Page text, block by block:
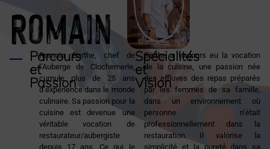
Romain
Parcours
et
Passion
Romain Barthe, chef de
l’Auberge de Clochemerle,
cumule plus de 25 ans
d’expérience dans le monde
culinaire. Sa passion pour la
cuisine est devenue une
véritable vocation de
restaurateur/aubergiste
depuis 17 ans. Ce qui le
Spécialités
et
Vision
Barthe a toujours eu la vocation
de la cuisine, une passion née
des effluves des repas préparés
par les femmes de sa famille,
dans un environnement où
personne n’était
professionnellement dans la
restauration. Il valorise la
simplicité et la pureté dans sa